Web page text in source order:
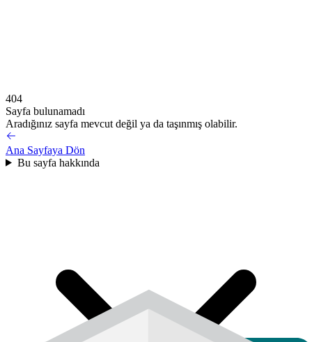
404
Sayfa bulunamadı
Aradığınız sayfa mevcut değil ya da taşınmış olabilir.
Ana Sayfaya Dön
Bu sayfa hakkında